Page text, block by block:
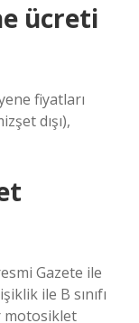
ücreti
fiyatları
dışı),
Gazete ile
ile B sınıfı
motosiklet